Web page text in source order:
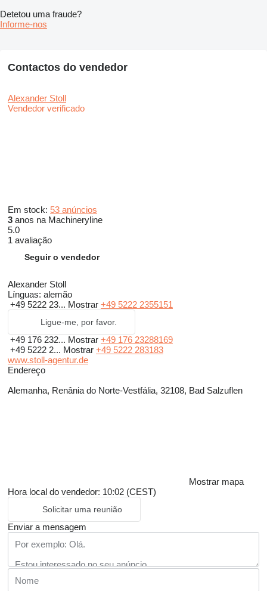
Detetou uma fraude?
Informe-nos
Contactos do vendedor
Alexander Stoll
Vendedor verificado
Em stock: 53 anúncios
3 anos na Machineryline
5.0
1 avaliação
Seguir o vendedor
Alexander Stoll
Línguas: alemão
+49 5222 23... Mostrar +49 5222 2355151
Ligue-me, por favor.
+49 176 232... Mostrar +49 176 23288169
+49 5222 2... Mostrar +49 5222 283183
www.stoll-agentur.de
Endereço
Alemanha, Renânia do Norte-Vestfália, 32108, Bad Salzuflen
Mostrar mapa
Hora local do vendedor: 10:02 (CEST)
Solicitar uma reunião
Enviar a mensagem